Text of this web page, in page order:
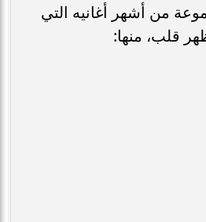
من أشهر أغانيه التي
قلب، منها: